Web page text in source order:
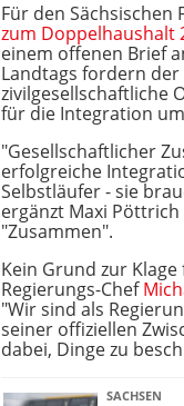
Für den
zum Doppelhaushalt
einem offenen Brief
Landtags fordern
zivilgesellschaftliche
für die Integration
"Gesellschaftlicher
erfolgreiche
Selbstläufer - sie
ergänzt Maxi
"Zusammen".
Kein Grund zur
Regierungs-Chef
"Wir sind als
seiner offiziellen
dabei, Dinge zu
SACHSEN